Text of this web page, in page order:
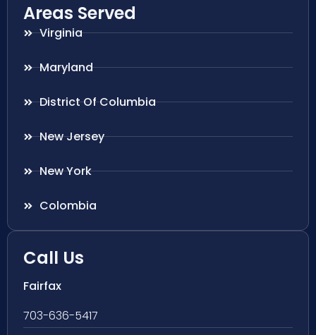
Areas Served
Virginia
Maryland
District Of Columbia
New Jersey
New York
Colombia
Call Us
Fairfax
703-636-5417